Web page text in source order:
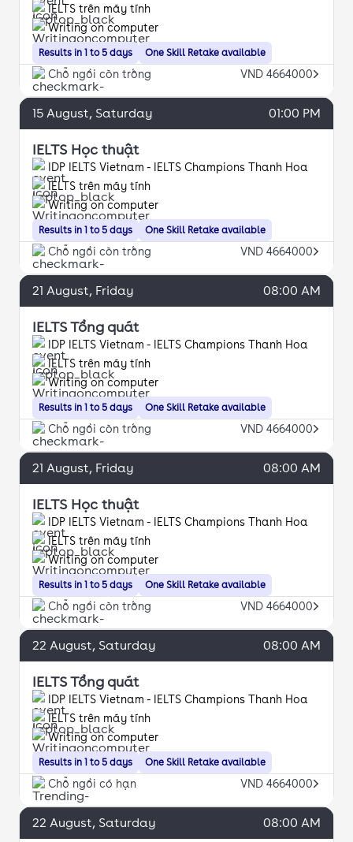
Results in 1 to 5 days
IELTS trên máy tính
Writing on computer
One Skill Retake available
Chỗ ngồi còn trống VND 4664000
15 August, Saturday 01:00 PM
IELTS Học thuật
IDP IELTS Vietnam - IELTS Champions Thanh Hoa
Results in 1 to 5 days
IELTS trên máy tính
Writing on computer
One Skill Retake available
Chỗ ngồi còn trống VND 4664000
21 August, Friday 08:00 AM
IELTS Tổng quát
IDP IELTS Vietnam - IELTS Champions Thanh Hoa
Results in 1 to 5 days
IELTS trên máy tính
Writing on computer
One Skill Retake available
Chỗ ngồi còn trống VND 4664000
21 August, Friday 08:00 AM
IELTS Học thuật
IDP IELTS Vietnam - IELTS Champions Thanh Hoa
Results in 1 to 5 days
IELTS trên máy tính
Writing on computer
One Skill Retake available
Chỗ ngồi còn trống VND 4664000
22 August, Saturday 08:00 AM
IELTS Tổng quát
IDP IELTS Vietnam - IELTS Champions Thanh Hoa
Results in 1 to 5 days
IELTS trên máy tính
Writing on computer
One Skill Retake available
Chỗ ngồi có hạn VND 4664000
22 August, Saturday 08:00 AM